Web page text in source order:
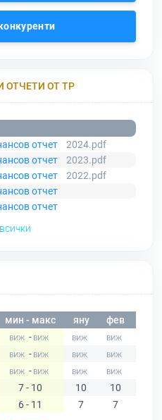
ОТ ТР
отчет
2024.pdf
отчет
2023.pdf
отчет
2022.pdf
отчет
отчет
мин - макс яну фев
-
-
-
7 - 10 10 10
6 - 11 7 7